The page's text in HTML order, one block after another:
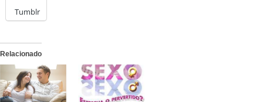
Tumblr
Relacionado